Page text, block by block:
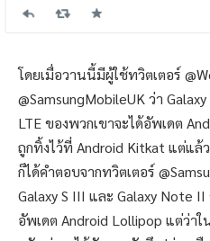
โดยเมื่อวานนี้มีผู้ใช้ทวิตเตอร์
@SamsungMobileUK ว่า
LTE ของพวกเขาจะได้อัพเดต
ถูกทิ้งไว้ที่ Android Kitkat แต่แ
ก็ได้คำตอบจากทวิตเตอร์
Galaxy S III และ Galaxy Note
อัพเดต Android Lollipop แต่ว่า